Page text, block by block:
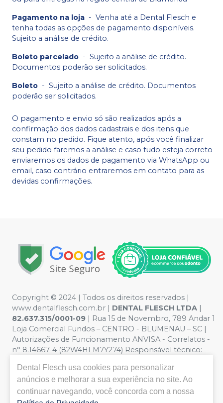
Pagamento na loja - Venha até a Dental Flesch e
tenha todas as opções de pagamento disponíveis.
Sujeito a análise de crédito.
Boleto parcelado - Sujeito a análise de crédito.
Documentos poderão ser solicitados.
Boleto - Sujeito a análise de crédito. Documentos
poderão ser solicitados.
O pagamento e envio só são realizados após a
confirmação dos dados cadastrais e dos itens que
constam no pedido. Fique atento, após você finalizar
seu pedido faremos a análise e caso tudo esteja correto
enviaremos os dados de pagamento via WhatsApp ou
email, caso contrário entraremos em contato para as
devidas confirmações.
Copyright © 2024 | Todos os direitos reservados |
www.dentalflesch.com.br | DENTAL FLESCH LTDA
82.637.315/0001-09 | Rua 15 de Novembro, 789 Andar 1
Loja Comercial Fundos – CENTRO - BLUMENAU – SC |
Autorizações de Funcionamento ANVISA - Correlatos -
n° 8.14667-4 (82W4HLM7Y274) Responsável técnico:
Política de Privacidade e Segurança - Fotos meramente
ilustrativas - Os preços e condições da loja virtual estão
sujeitos a alterações. Em caso de divergência de preços
Dental Flesch usa cookies para personalizar
anúncios e melhorar a sua experiência no site. Ao
continuar navegando, você concorda com a nossa